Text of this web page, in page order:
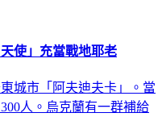
使」充當戰地耶老
城市「阿夫迪夫卡」。當
人。烏克蘭有一群補給